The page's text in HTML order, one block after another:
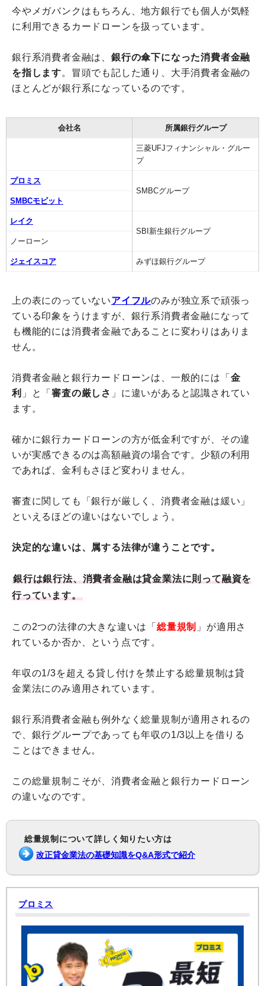
今やメガバンクはもちろん、地方銀行でも個人が気軽
に利用できるカードローンを扱っています。
銀行系消費者金融は、 銀行の傘下になった消費者金融
を指します。冒頭でも記した通り、大手消費者金融の
ほとんどが銀行系になっているのです。
会社名 所属銀行グループ
三菱UFJフィナンシャル・グルー
プ
プロミス
SMBCグループ
SMBCモビット
レイク
SBI新生銀行グループ
ノーローン
ジェイスコア みずほ銀行グループ
上の表にのっていないアイフルのみが独立系で頑張っ
ている印象をうけますが、銀行系消費者金融になって
も機能的には消費者金融であることに変わりはありま
せん。
消費者金融と銀行カードローンは、一般的には「 金
利 」と「審査の厳しさ 」に違いがあると認識されてい
ます。
確かに銀行カードローンの方が低金利ですが、その違
いが実感できるのは高額融資の場合です。少額の利用
であれば、金利もさほど変わりません。
審査に関しても「銀行が厳しく、消費者金融は緩い」
といえるほどの違いはないでしょう。
決定的な違いは、属する法律が違うことです。
銀行は銀行法、消費者金融は貸金業法に則って融資を
行っています。
この2つの法律の大きな違いは「 総量規制 」が適用さ
れているか否か、という点です。
年収の1/3を超える貸し付けを禁止する総量規制は貸
金業法にのみ適用されています。
銀行系消費者金融も例外なく総量規制が適用されるの
で、銀行グループであっても年収の1/3以上を借りる
ことはできません。
この総量規制こそが、消費者金融と銀行カードローン
の違いなのです。
総量規制について詳しく知りたい方は
改正貸金業法の基礎知識をQ&A形式で紹介
プロミス